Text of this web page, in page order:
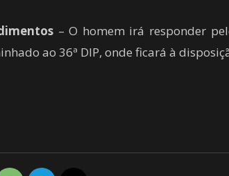
– O homem irá responder
ao 36ª DIP, onde ficará à